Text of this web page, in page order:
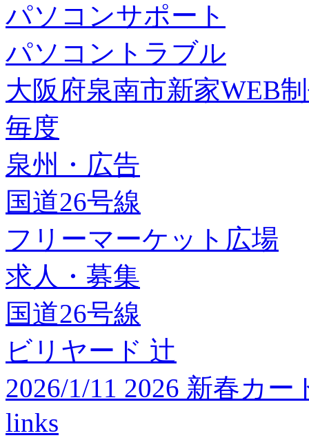
パソコンサポート
パソコントラブル
大阪府泉南市新家WEB
毎度
泉州・広告
国道26号線
フリーマーケット広場
求人・募集
国道26号線
ビリヤード 辻
2026/1/11 2026 新春カ
links